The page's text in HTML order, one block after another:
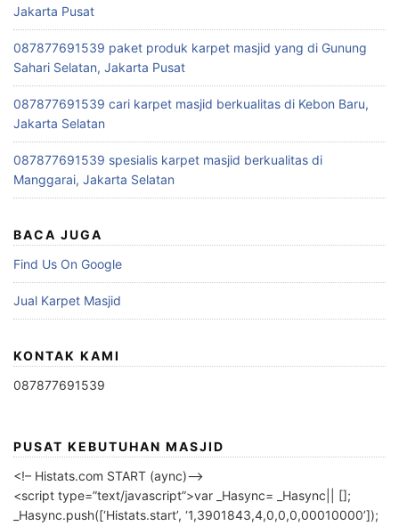
Jakarta Pusat
087877691539 paket produk karpet masjid yang di Gunung
Sahari Selatan, Jakarta Pusat
087877691539 cari karpet masjid berkualitas di Kebon Baru,
Jakarta Selatan
087877691539 spesialis karpet masjid berkualitas di
Manggarai, Jakarta Selatan
BACA JUGA
Find Us On Google
Jual Karpet Masjid
KONTAK KAMI
087877691539
PUSAT KEBUTUHAN MASJID
<!– Histats.com START (aync)–>
<script type=”text/javascript”>var _Hasync= _Hasync|| [];
_Hasync.push([‘Histats.start’, ‘1,3901843,4,0,0,0,00010000’]);